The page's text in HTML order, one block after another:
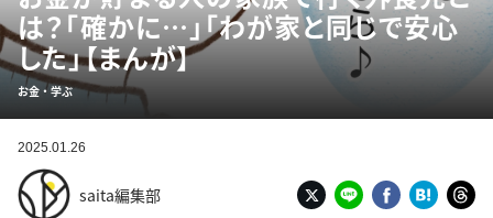
は？「確かに…」「わが家と同じで安心
した」【まんが】
お金・学ぶ
2025.01.26
saita編集部